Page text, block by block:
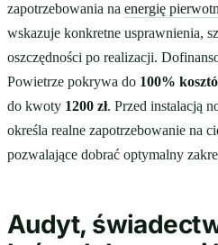
zapotrzebowania na energię
wskazuje konkretne usprawnienia,
oszczędności po realizacji.
Powietrze pokrywa do 100%
do kwoty 1200 zł. Przed instalacją
określa realne zapotrzebowanie na
pozwalające dobrać optymalny
Audyt,